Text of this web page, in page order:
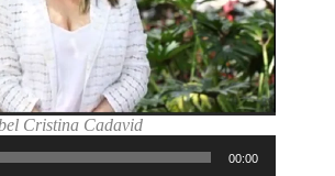
Cristina Cadavid
00:00